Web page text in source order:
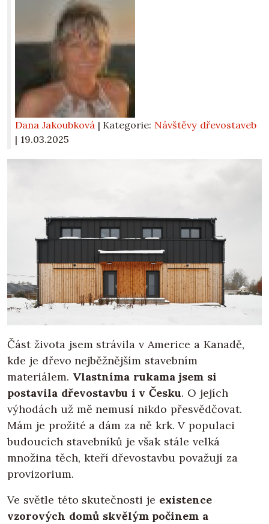
Dana Jakoubková | Kategorie: Návštěvy dřevostaveb
| 19.03.2025
Část života jsem strávila v Americe a Kanadě,
kde je dřevo nejběžnějším stavebním
materiálem. Vlastníma rukama jsem si
postavila dřevostavbu i v Česku. O jejích
výhodách už mě nemusí nikdo přesvědčovat.
Mám je prožité a dám za ně krk. V populaci
budoucích stavebníků je však stále velká
množina těch, kteří dřevostavbu považují za
provizorium.
Ve světle této skutečnosti je existence
vzorových domů skvělým počinem a